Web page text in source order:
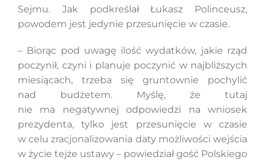
Szukaj
Sejmu. Jak podkreślał Łukasz Polinceusz,
powodem jest jedynie przesunięcie w czasie.
– Biorąc pod uwagę ilość wydatków, jakie rząd
poczynił, czyni i planuje poczynić w najbliższych
miesiącach, trzeba się gruntownie pochylić
nad budżetem. Myślę, że tutaj
nie ma negatywnej odpowiedzi na wniosek
prezydenta, tylko jest przesunięcie w czasie
w celu zracjonalizowania daty możliwości wejścia
w życie tejże ustawy – powiedział gość Polskiego